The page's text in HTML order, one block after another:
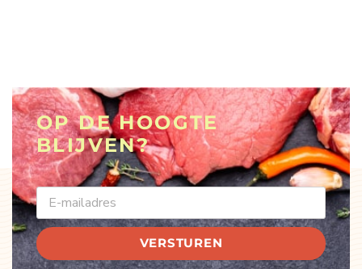
OP DE HOOGTE
BLIJVEN?
EMAIL
VERSTUREN